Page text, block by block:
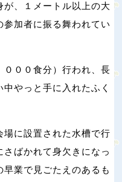
、１メートル以上の大
加者に振る舞われてい
０００食分）行われ、長
やっと手に入れたふく
に設置された水槽で行
ばかれて身欠きになっ
業で見ごたえのあるも